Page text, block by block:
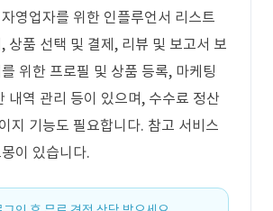
영업자를 위한 인플루언서 리스트
상품 선택 및 결제, 리뷰 및 보고서 보
위한 프로필 및 상품 등록, 마케팅
내역 관리 등이 있으며, 수수료 정산
지 기능도 필요합니다. 참고 서비스
이 있습니다.